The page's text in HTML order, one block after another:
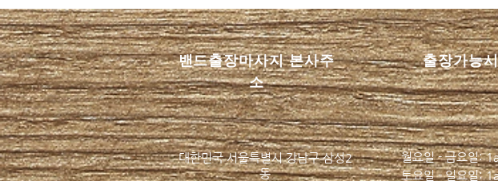
하동 출장안마 이용할 때 꼭 확
인해야 할 진짜 후불제 기준
...
이벤트가
마산스웨
피 트렌디
...
밴드​출장마사지 본사주
소
출장가능
대한민국 서울특별시 강남구 삼성2
동
월요일 - 금요일:
토요일 - 일요일: